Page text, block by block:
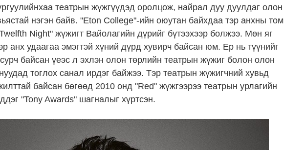
театрын жүжгүүдэд оролцож, найрал дуу дуулдаг олон
нэгэн байв. "Eton College"-ийн оюутан байхдаа тэр анхны том
Night" жүжигт Вайолагийн дүрийг бүтээхээр болжээ. Мөн яг
анх удаагаа эмэгтэй хүний дүрд хувирч байсан юм. Ер нь түүнийг
байсан үеэс л эхлэн олон төрлийн театрын жүжиг болон олон
тоглох санал ирдэг байжээ. Тэр театрын жүжигчний хувьд
байсан бөгөөд 2010 онд "Red" жүжгээрээ театрын урлагийн
"Tony Awards" шагналыг хүртсэн.